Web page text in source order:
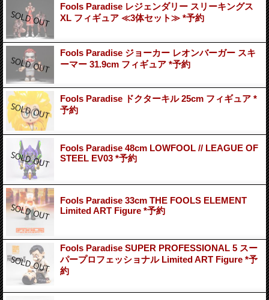
Fools Paradise レジェンダリー スリーキングス
XL フィギュア ≪3体セット≫ *予約
Fools Paradise ジョーカー レオンバーガー スキ
ーマー 31.9cm フィギュア *予約
Fools Paradise ドクターキル 25cm フィギュア *
予約
Fools Paradise 48cm LOWFOOL // LEAGUE OF
STEEL EV03 *予約
Fools Paradise 33cm THE FOOLS ELEMENT
Limited ART Figure *予約
Fools Paradise SUPER PROFESSIONAL 5 スー
パープロフェッショナル Limited ART Figure *予
約